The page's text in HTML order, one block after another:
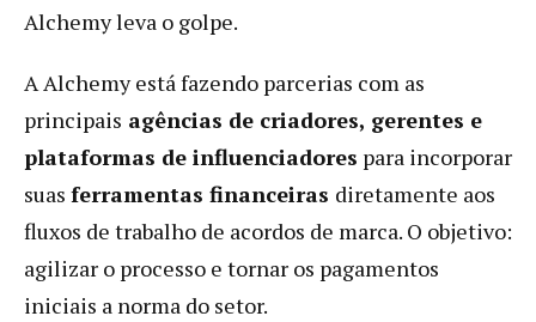
Alchemy leva o golpe.
A Alchemy está fazendo parcerias com as
principais agências de criadores, gerentes e
plataformas de influenciadores para incorporar
suas ferramentas financeiras diretamente aos
fluxos de trabalho de acordos de marca. O objetivo:
agilizar o processo e tornar os pagamentos
iniciais a norma do setor.